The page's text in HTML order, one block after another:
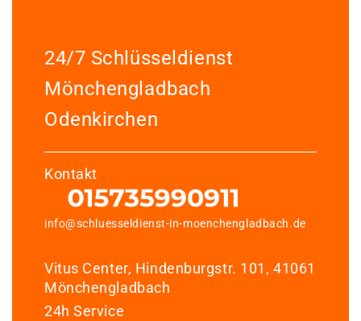
24/7 Schlüsseldienst
Mönchengladbach
Odenkirchen
Kontakt
info@schluesseldienst-in-moenchengladbach.de
Vitus Center, Hindenburgstr. 101, 41061
Mönchengladbach
24h Service